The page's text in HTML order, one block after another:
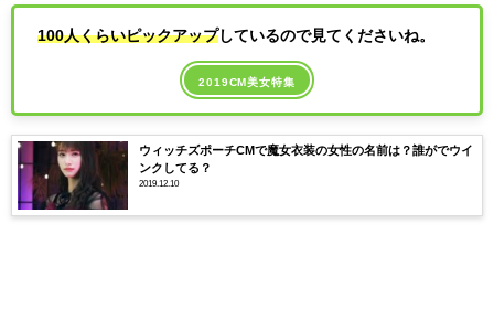
100人くらいピックアップしているので見てくださいね。
2019CM美女特集
ウィッチズポーチCMで魔女衣装の女性の名前は？誰がでウイ
ンクしてる？
2019.12.10